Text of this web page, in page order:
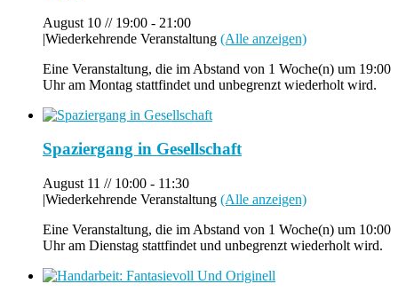
August 10 // 19:00 - 21:00
|Wiederkehrende Veranstaltung (Alle anzeigen)
Eine Veranstaltung, die im Abstand von 1 Woche(n) um 19:00
Uhr am Montag stattfindet und unbegrenzt wiederholt wird.
Spaziergang in Gesellschaft
August 11 // 10:00 - 11:30
|Wiederkehrende Veranstaltung (Alle anzeigen)
Eine Veranstaltung, die im Abstand von 1 Woche(n) um 10:00
Uhr am Dienstag stattfindet und unbegrenzt wiederholt wird.